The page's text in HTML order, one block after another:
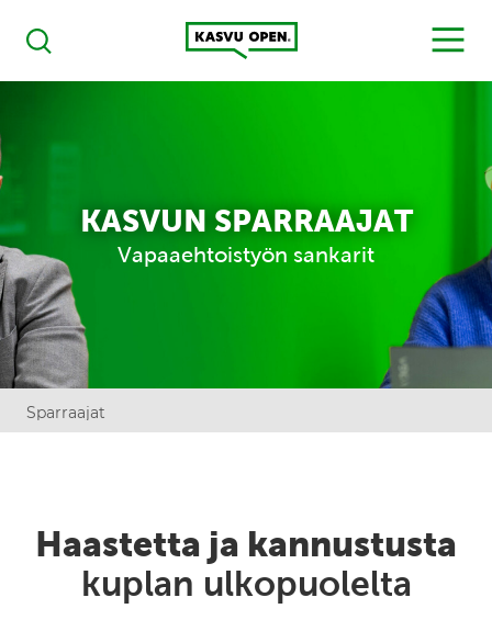
Haku
Kasvu Open
MENU
KASVUN SPARRAAJAT
Vapaaehtoistyön sankarit
Sparraajat
Haastetta ja kannustusta
kuplan ulkopuolelta